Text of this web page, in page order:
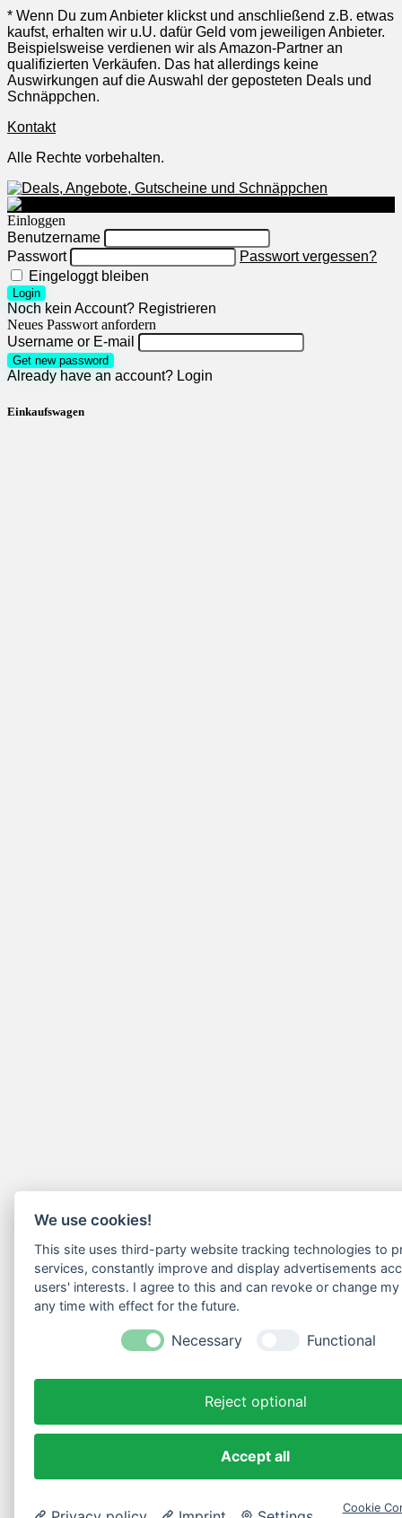
* Wenn Du zum Anbieter klickst und anschließend z.B. etwas
kaufst, erhalten wir u.U. dafür Geld vom jeweiligen Anbieter.
Beispielsweise verdienen wir als Amazon-Partner an
qualifizierten Verkäufen. Das hat allerdings keine
Auswirkungen auf die Auswahl der geposteten Deals und
Schnäppchen.
Kontakt
Alle Rechte vorbehalten.
We use cookies!
This site uses third-party website tracking technologies to
services, constantly improve and display advertisements
users' interests. I agree to this and can revoke or change
any time with effect for the future.
Necessary Functional
Reject optional
Accept all
Cookie
Einloggen
Benutzername
Passwort
Passwort vergessen?
Eingeloggt bleiben
Login
Noch kein Account? Registrieren
Neues Passwort anfordern
Username or E-mail
Get new password
Already have an account? Login
Einkaufswagen